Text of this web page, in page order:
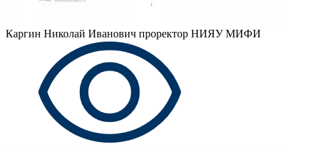
Каргин Николай Иванович проректор НИЯУ МИФИ